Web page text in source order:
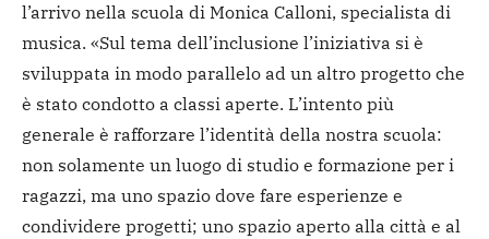
l’arrivo nella scuola di Monica Calloni, specialista di
musica. «Sul tema dell’inclusione l’iniziativa si è
sviluppata in modo parallelo ad un altro progetto che
è stato condotto a classi aperte. L’intento più
generale è rafforzare l’identità della nostra scuola:
non solamente un luogo di studio e formazione per i
ragazzi, ma uno spazio dove fare esperienze e
condividere progetti; uno spazio aperto alla città e al